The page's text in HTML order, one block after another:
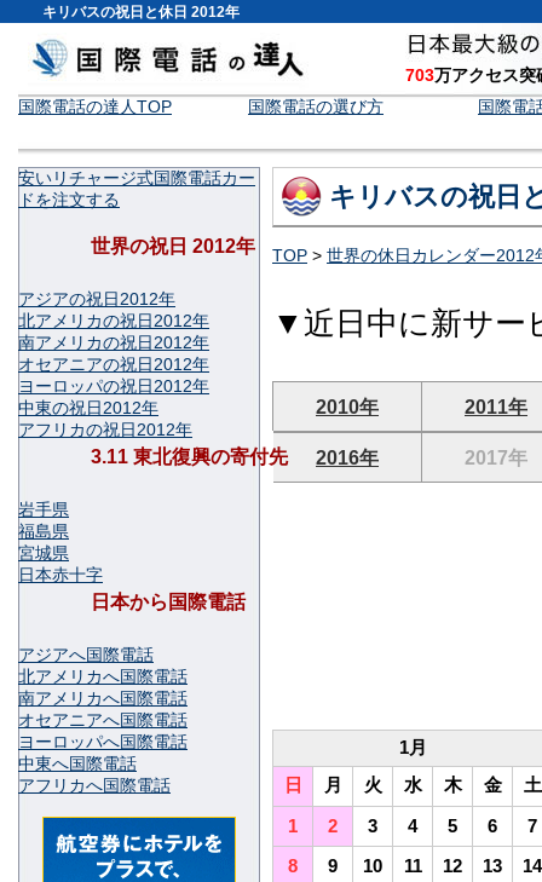
キリバスの祝日と休日 2012年
703万アクセス
国際電話の達人TOP
国際電話の選び方 国際電
キリバスの祝日
TOP > 世界の休日カレンダー2012
▼近日中に新サー
2010年 2011年
2016年 2017年
1月
日
月 火 水 木 金
土
1
2 3 4 5 6
7
8
9 10 11 12 13
14
安いリチャージ式国際電話カー
ドを注文する
世界の祝日 2012年
アジアの祝日2012年
北アメリカの祝日2012年
南アメリカの祝日2012年
オセアニアの祝日2012年
ヨーロッパの祝日2012年
中東の祝日2012年
アフリカの祝日2012年
3.11 東北復興の寄付先
岩手県
福島県
宮城県
日本赤十字
日本から国際電話
アジアへ国際電話
北アメリカへ国際電話
南アメリカへ国際電話
オセアニアへ国際電話
ヨーロッパへ国際電話
中東へ国際電話
アフリカへ国際電話